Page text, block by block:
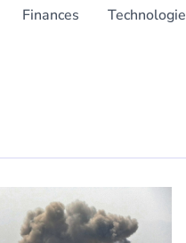
Finances Technologie